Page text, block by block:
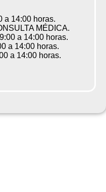
a 14:00 horas.
MÉDICA.
a 14:00 horas.
a 14:00 horas.
a 14:00 horas.